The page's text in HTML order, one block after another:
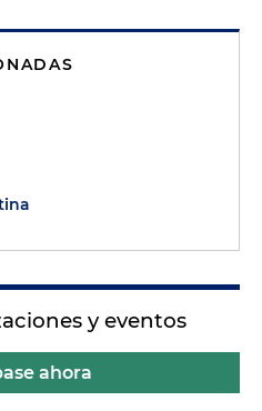
y eventos
ahora